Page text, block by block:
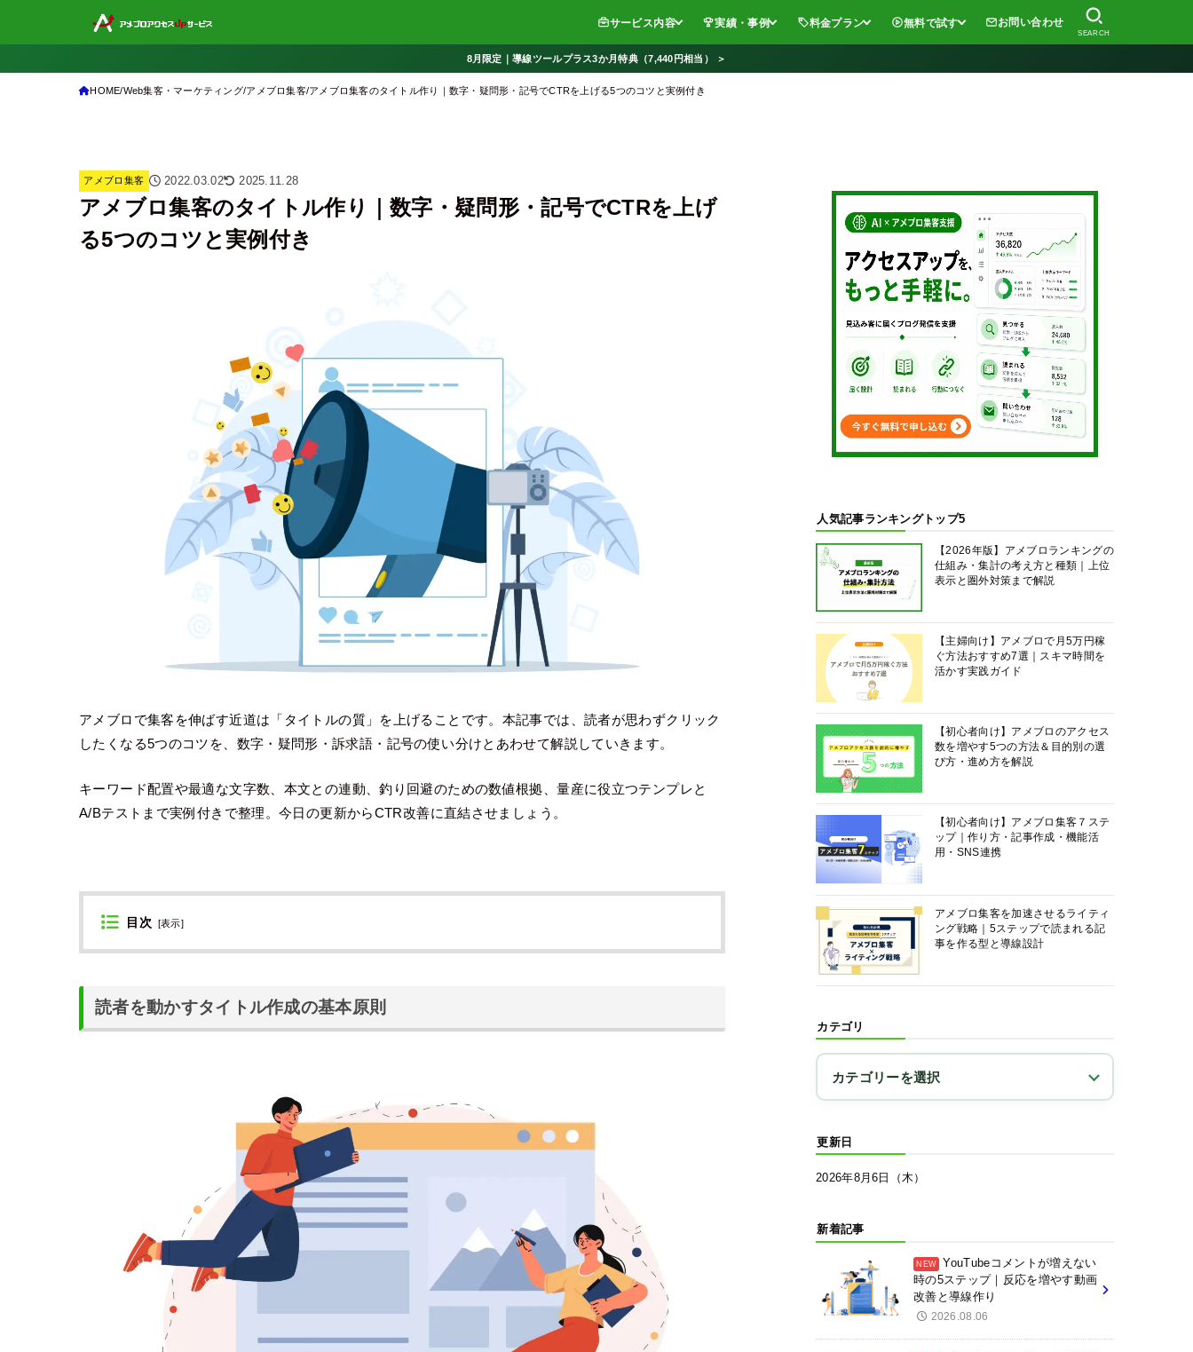
サービス内容 実績・事例 料金プラン 無料で試す お問い合わせ
SEARCH
8月限定｜導線ツールプラス3か月特典（7,440円相当） ＞
HOME Web集客・マーケティング アメブロ集客 アメブロ集客のタイトル作り｜数字・疑問形・記号でCTRを上げる5つのコツと実例付き
アメブロ集客 2022.03.02 2025.11.28
アメブロ集客のタイトル作り｜数字・疑問形・記号でCTRを上げ
る5つのコツと実例付き
アメブロで集客を伸ばす近道は「タイトルの質」を上げることです。本記事では、読者が思わずクリック
したくなる5つのコツを、数字・疑問形・訴求語・記号の使い分けとあわせて解説していきます。
キーワード配置や最適な文字数、本文との連動、釣り回避のための数値根拠、量産に役立つテンプレと
A/Bテストまで実例付きで整理。今日の更新からCTR改善に直結させましょう。
目次 [表示]
読者を動かすタイトル作成の基本原則
人気記事ランキングトップ5
【2026年版】アメブロランキングの
仕組み・集計の考え方と種類｜上位
表示と圏外対策まで解説
【主婦向け】アメブロで月5万円稼
ぐ方法おすすめ7選｜スキマ時間を
活かす実践ガイド
【初心者向け】アメブロのアクセス
数を増やす5つの方法＆目的別の選
び方・進め方を解説
【初心者向け】アメブロ集客７ステ
ップ｜作り方・記事作成・機能活
用・SNS連携
アメブロ集客を加速させるライティ
ング戦略｜5ステップで読まれる記
事を作る型と導線設計
カテゴリ
更新日
2026年8月6日（木）
新着記事
YouTubeコメントが増えない
時の5ステップ｜反応を増やす動画
改善と導線作り
2026.08.06